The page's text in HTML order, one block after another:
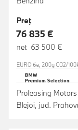
Preţ
76 835 €
net 63 500 €
EURO 6e, 200g CO2/
Proleasing
Blejoi, jud.